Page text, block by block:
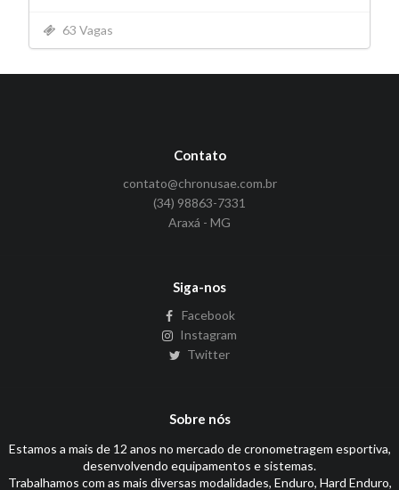
63 Vagas
Contato
contato@chronusae.com.br
(34) 98863-7331
Araxá - MG
Siga-nos
Facebook
Instagram
Twitter
Sobre nós
Estamos a mais de 12 anos no mercado de cronometragem esportiva,
desenvolvendo equipamentos e sistemas.
Trabalhamos com as mais diversas modalidades, Enduro, Hard Enduro,